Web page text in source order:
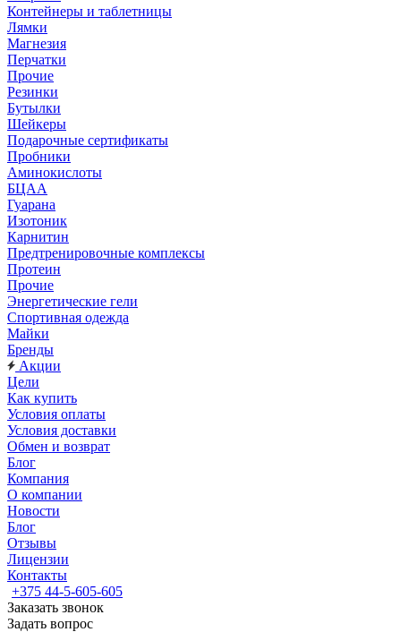
Контейнеры и таблетницы
Лямки
Магнезия
Перчатки
Прочие
Резинки
Бутылки
Шейкеры
Подарочные сертификаты
Пробники
Аминокислоты
БЦАА
Гуарана
Изотоник
Карнитин
Предтренировочные комплексы
Протеин
Прочие
Энергетические гели
Спортивная одежда
Майки
Бренды
Акции
Цели
Как купить
Условия оплаты
Условия доставки
Обмен и возврат
Блог
Компания
О компании
Новости
Блог
Отзывы
Лицензии
Контакты
+375 44-5-605-605
Заказать звонок
Задать вопрос